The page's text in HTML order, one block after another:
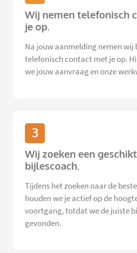
Wij nemen telefonisch
je op.
Na jouw aanmelding nemen wij
telefonisch contact met je op.
we jouw aanvraag en onze
3
Wij zoeken een
bijlescoach.
Tijdens het zoeken naar de
houden we je actief op de
voortgang, totdat we de juiste
gevonden.